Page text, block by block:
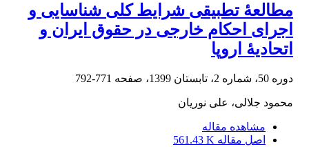
مطالعۀ تطبیقی شرایط کلی شناسایی و
اجرای احکام خارجی در حقوق ایران و
اتحادیۀ اروپا
دوره 50، شماره 2، تابستان 1399، صفحه 771-792
محمود جلالی، علی نوریان
مشاهده مقاله
اصل مقاله 561.43 K